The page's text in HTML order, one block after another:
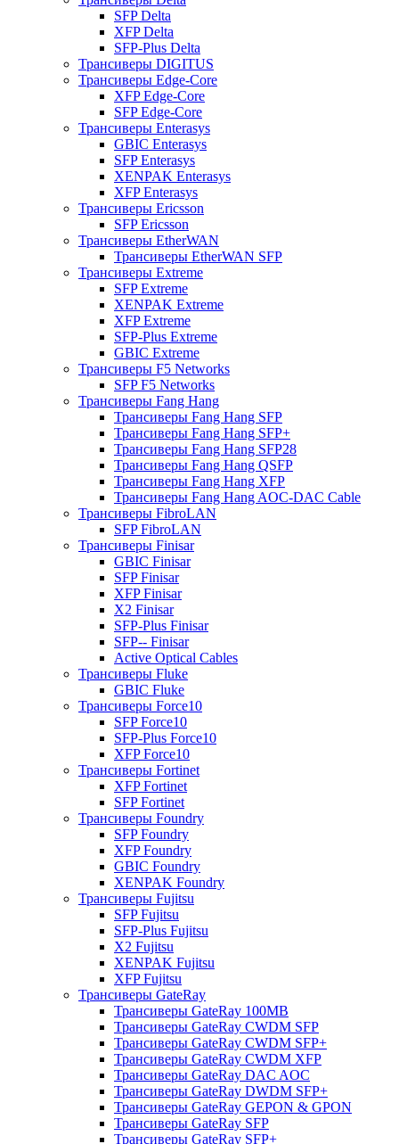
SFP Delta
XFP Delta
SFP-Plus Delta
Трансиверы DIGITUS
Трансиверы Edge-Core
XFP Edge-Core
SFP Edge-Core
Трансиверы Enterasys
GBIC Enterasys
SFP Enterasys
XENPAK Enterasys
XFP Enterasys
Трансиверы Ericsson
SFP Ericsson
Трансиверы EtherWAN
Трансиверы EtherWAN SFP
Трансиверы Extreme
SFP Extreme
XENPAK Extreme
XFP Extreme
SFP-Plus Extreme
GBIC Extreme
Трансиверы F5 Networks
SFP F5 Networks
Трансиверы Fang Hang
Трансиверы Fang Hang SFP
Трансиверы Fang Hang SFP+
Трансиверы Fang Hang SFP28
Трансиверы Fang Hang QSFP
Трансиверы Fang Hang XFP
Трансиверы Fang Hang AOC-DAC Cable
Трансиверы FibroLAN
SFP FibroLAN
Трансиверы Finisar
GBIC Finisar
SFP Finisar
XFP Finisar
X2 Finisar
SFP-Plus Finisar
SFP-- Finisar
Active Optical Cables
Трансиверы Fluke
GBIC Fluke
Трансиверы Force10
SFP Force10
SFP-Plus Force10
XFP Force10
Трансиверы Fortinet
XFP Fortinet
SFP Fortinet
Трансиверы Foundry
SFP Foundry
XFP Foundry
GBIC Foundry
XENPAK Foundry
Трансиверы Fujitsu
SFP Fujitsu
SFP-Plus Fujitsu
X2 Fujitsu
XENPAK Fujitsu
XFP Fujitsu
Трансиверы GateRay
Трансиверы GateRay 100MB
Трансиверы GateRay CWDM SFP
Трансиверы GateRay CWDM SFP+
Трансиверы GateRay CWDM XFP
Трансиверы GateRay DAC AOC
Трансиверы GateRay DWDM SFP+
Трансиверы GateRay GEPON & GPON
Трансиверы GateRay SFP
Трансиверы GateRay SFP+